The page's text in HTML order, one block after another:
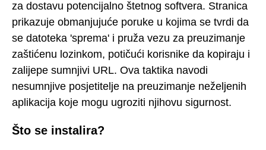
za dostavu potencijalno štetnog softvera. Stranica
prikazuje obmanjujuće poruke u kojima se tvrdi da
se datoteka 'sprema' i pruža vezu za preuzimanje
zaštićenu lozinkom, potičući korisnike da kopiraju i
zalijepe sumnjivi URL. Ova taktika navodi
nesumnjive posjetitelje na preuzimanje neželjenih
aplikacija koje mogu ugroziti njihovu sigurnost.
Što se instalira?